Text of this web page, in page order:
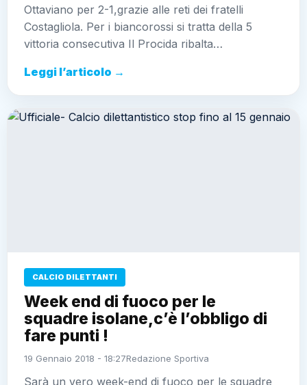
Ottaviano per 2-1,grazie alle reti dei fratelli
Costagliola. Per i biancorossi si tratta della 5
vittoria consecutiva Il Procida ribalta…
Leggi l’articolo →
CALCIO DILETTANTI
Week end di fuoco per le
squadre isolane,c’è l’obbligo di
fare punti !
19 Gennaio 2018 - 18:27Redazione Sportiva
Sarà un vero week-end di fuoco per le squadre